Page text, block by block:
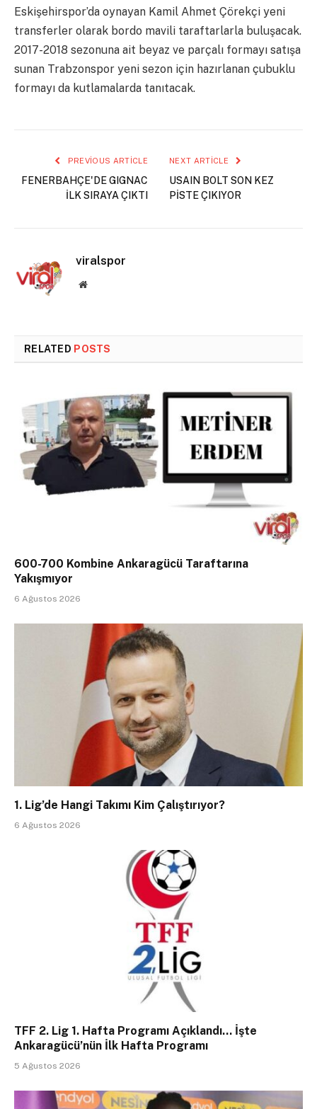
Eskişehirspor’da oynayan Kamil Ahmet Çörekçi yeni
transferler olarak bordo mavili taraftarlarla buluşacak.
2017-2018 sezonuna ait beyaz ve parçalı formayı satışa
sunan Trabzonspor yeni sezon için hazırlanan çubuklu
formayı da kutlamalarda tanıtacak.
PREVIOUS ARTICLE
FENERBAHÇE'DE GIGNAC
İLK SIRAYA ÇIKTI
NEXT ARTICLE
USAIN BOLT SON KEZ
PİSTE ÇIKIYOR
viralspor
Website
RELATED POSTS
600-700 Kombine Ankaragücü Taraftarına
Yakışmıyor
6 Ağustos 2026
1. Lig’de Hangi Takımı Kim Çalıştırıyor?
6 Ağustos 2026
TFF 2. Lig 1. Hafta Programı Açıklandı… İşte
Ankaragücü’nün İlk Hafta Programı
5 Ağustos 2026